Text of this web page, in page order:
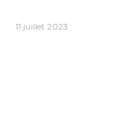
11 juillet 2023